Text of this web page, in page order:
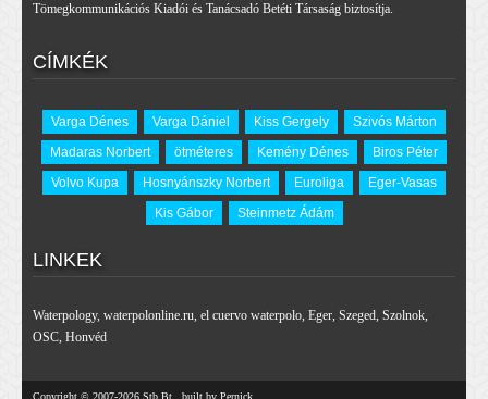
Tömegkommunikációs Kiadói és Tanácsadó Betéti Társaság biztosítja.
CÍMKÉK
Varga Dénes Varga Dániel Kiss Gergely
Szivós Márton
Madaras Norbert
ötméteres Kemény Dénes
Biros Péter
Volvo Kupa
Hosnyánszky Norbert Euroliga
Eger-Vasas
Kis Gábor
Steinmetz Ádám
LINKEK
Waterpology, waterpolonline.ru, el cuervo waterpolo, Eger, Szeged, Szolnok,
OSC, Honvéd
Copyright © 2007-2026 Stb Bt., built by Pernick